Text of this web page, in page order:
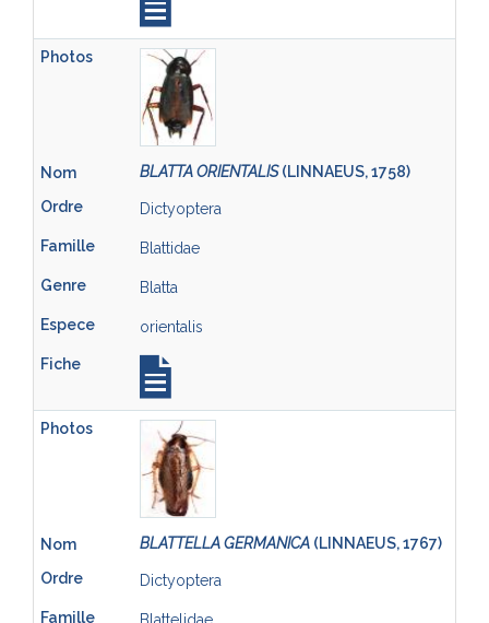
BLATTA ORIENTALIS(LINNAEUS, 1758)
Dictyoptera
Blattidae
Blatta
orientalis
BLATTELLA GERMANICA(LINNAEUS, 1767)
Dictyoptera
Blattelidae